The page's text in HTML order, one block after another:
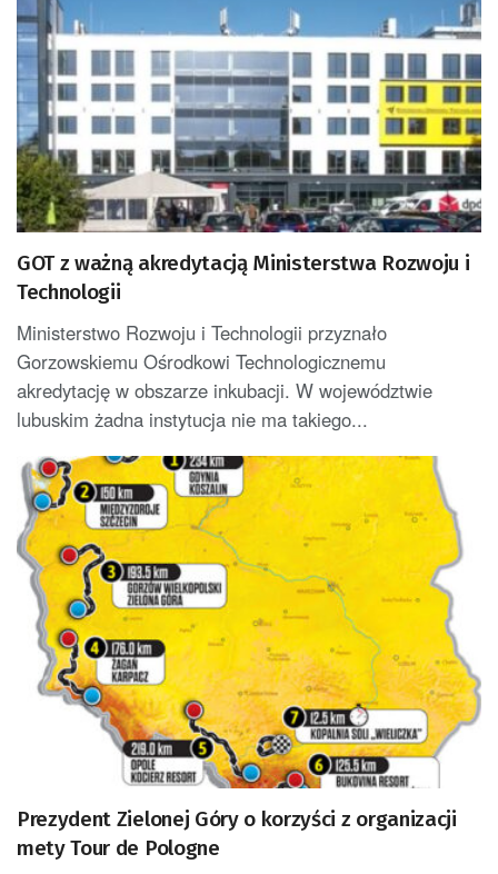
GOT z ważną akredytacją Ministerstwa Rozwoju i
Technologii
Ministerstwo Rozwoju i Technologii przyznało
Gorzowskiemu Ośrodkowi Technologicznemu
akredytację w obszarze inkubacji. W województwie
lubuskim żadna instytucja nie ma takiego...
Prezydent Zielonej Góry o korzyści z organizacji
mety Tour de Pologne